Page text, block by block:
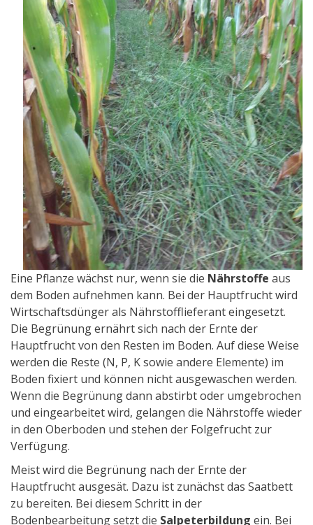
Eine Pflanze wächst nur, wenn sie die Nährstoffe aus
dem Boden aufnehmen kann. Bei der Hauptfrucht wird
Wirtschaftsdünger als Nährstofflieferant eingesetzt.
Die Begrünung ernährt sich nach der Ernte der
Hauptfrucht von den Resten im Boden. Auf diese Weise
werden die Reste (N, P, K sowie andere Elemente) im
Boden fixiert und können nicht ausgewaschen werden.
Wenn die Begrünung dann abstirbt oder umgebrochen
und eingearbeitet wird, gelangen die Nährstoffe wieder
in den Oberboden und stehen der Folgefrucht zur
Verfügung.
Meist wird die Begrünung nach der Ernte der
Hauptfrucht ausgesät. Dazu ist zunächst das Saatbett
zu bereiten. Bei diesem Schritt in der
Bodenbearbeitung setzt die Salpeterbildung ein. Bei